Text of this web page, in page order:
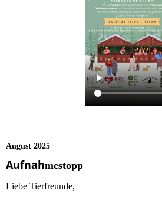
August 2025
Aufnahmestopp
Liebe Tierfreunde,